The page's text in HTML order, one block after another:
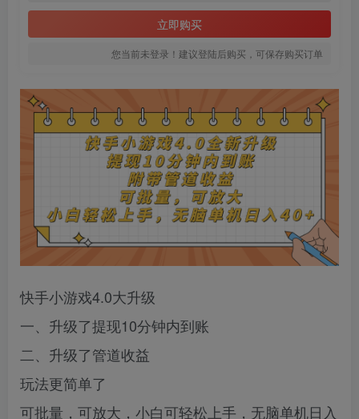
立即购买
您当前未登录！建议登陆后购买，可保存购买订单
快手小游戏4.0大升级
一、升级了提现10分钟内到账
二、升级了管道收益
玩法更简单了
可批量，可放大，小白可轻松上手，无脑单机日入